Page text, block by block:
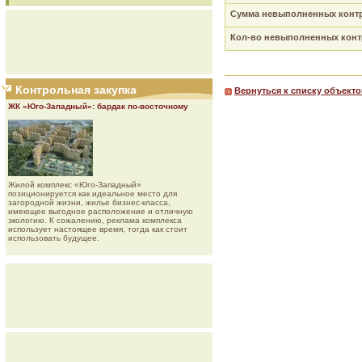
Контрольная закупка
ЖК «Юго-Западный»: бардак по-восточному
Жилой комплекс «Юго-Западный»
позиционируется как идеальное место для
загородной жизни, жилье бизнес-класса,
имеющее выгодное расположение и отличную
экологию. К сожалению, реклама комплекса
использует настоящее время, тогда как стоит
использовать будущее.
Сумма невыполненных
Кол-во невыполненных
Вернуться к списку